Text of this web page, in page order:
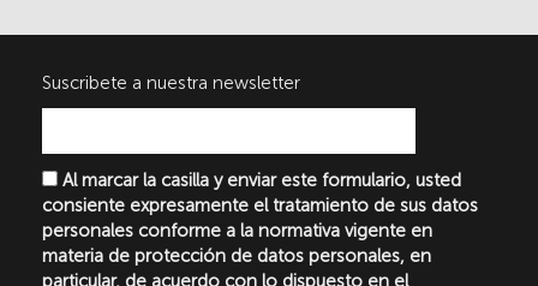
Suscribete a nuestra newsletter
Al marcar la casilla y enviar este formulario, usted
consiente expresamente el tratamiento de sus datos
personales conforme a la normativa vigente en
materia de protección de datos personales, en
particular, de acuerdo con lo dispuesto en el